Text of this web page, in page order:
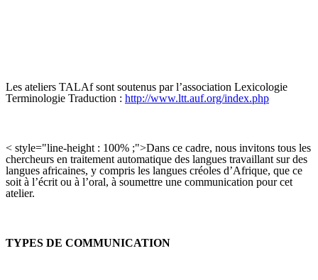
Les ateliers TALAf sont soutenus par l’association Lexicologie
Terminologie Traduction : http://www.ltt.auf.org/index.php
< style="line-height : 100% ;">Dans ce cadre, nous invitons tous les
chercheurs en traitement automatique des langues travaillant sur des
langues africaines, y compris les langues créoles d’Afrique, que ce
soit à l’écrit ou à l’oral, à soumettre une communication pour cet
atelier.
TYPES DE COMMUNICATION